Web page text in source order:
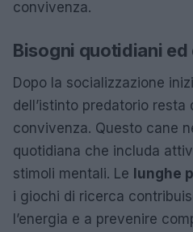
convivenza.
Bisogni quotidiani
Dopo la socializzazione
dell’istinto predatorio resta
convivenza. Questo cane
quotidiana che includa
stimoli mentali. Le lunghe
i giochi di ricerca
l’energia e a prevenire